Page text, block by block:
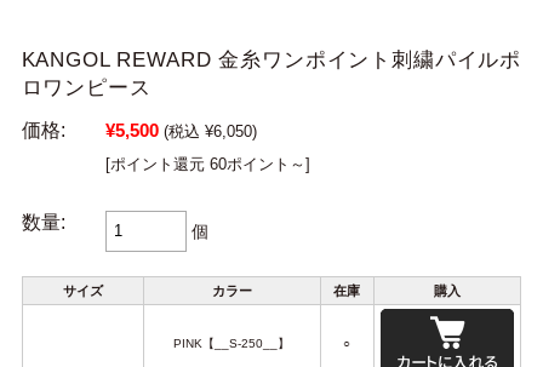
KANGOL REWARD 金糸ワンポイント刺繍パイルポ
ロワンピース
価格: ¥5,500 (税込 ¥6,050)
[ポイント還元 60ポイント～]
数量: 個
サイズ カラー 在庫 購入
PINK【__S-250__】 ○